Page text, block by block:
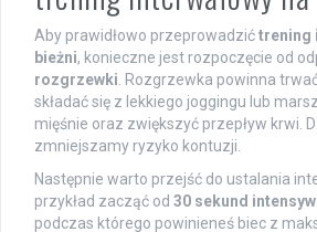
Aby prawidłowo przeprowadzićtrening
bieżni, konieczne jest rozpoczęcie od
rozgrzewki . Rozgrzewka powinna
składać się z lekkiego joggingu lub
mięśnie oraz zwiększyć przepływ krwi.
zmniejszamy ryzyko kontuzji.
Następnie warto przejść do ustalania
przykład zacząć od 30 sekund
podczas którego powinieneś biec z